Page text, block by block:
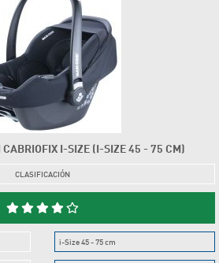
CABRIOFIX I-SIZE (I-SIZE 45 - 75 CM)
CLASIFICACIÓN
i-Size 45 - 75 cm